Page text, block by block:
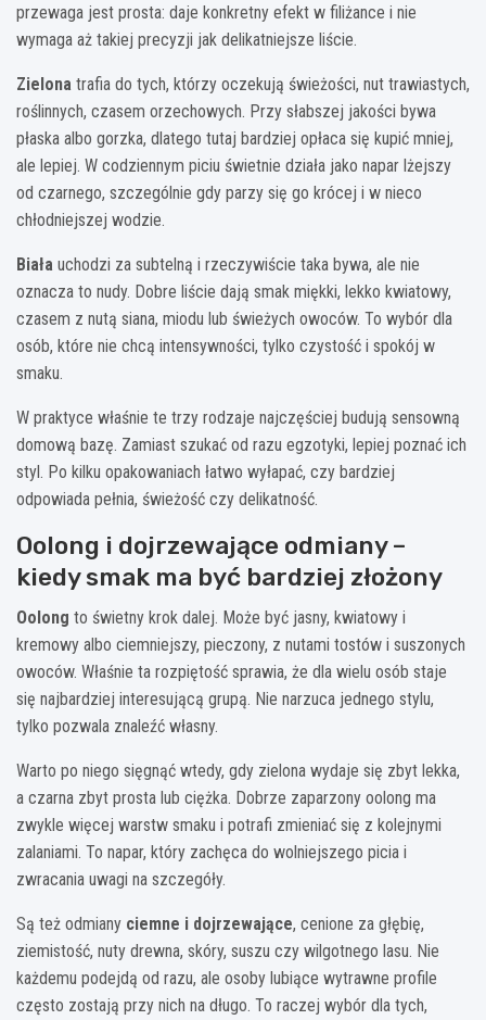
przewaga jest prosta: daje konkretny efekt w filiżance i nie
wymaga aż takiej precyzji jak delikatniejsze liście.
Zielona trafia do tych, którzy oczekują świeżości, nut trawiastych,
roślinnych, czasem orzechowych. Przy słabszej jakości bywa
płaska albo gorzka, dlatego tutaj bardziej opłaca się kupić mniej,
ale lepiej. W codziennym piciu świetnie działa jako napar lżejszy
od czarnego, szczególnie gdy parzy się go krócej i w nieco
chłodniejszej wodzie.
Biała uchodzi za subtelną i rzeczywiście taka bywa, ale nie
oznacza to nudy. Dobre liście dają smak miękki, lekko kwiatowy,
czasem z nutą siana, miodu lub świeżych owoców. To wybór dla
osób, które nie chcą intensywności, tylko czystość i spokój w
smaku.
W praktyce właśnie te trzy rodzaje najczęściej budują sensowną
domową bazę. Zamiast szukać od razu egzotyki, lepiej poznać ich
styl. Po kilku opakowaniach łatwo wyłapać, czy bardziej
odpowiada pełnia, świeżość czy delikatność.
Oolong i dojrzewające odmiany –
kiedy smak ma być bardziej złożony
Oolong to świetny krok dalej. Może być jasny, kwiatowy i
kremowy albo ciemniejszy, pieczony, z nutami tostów i suszonych
owoców. Właśnie ta rozpiętość sprawia, że dla wielu osób staje
się najbardziej interesującą grupą. Nie narzuca jednego stylu,
tylko pozwala znaleźć własny.
Warto po niego sięgnąć wtedy, gdy zielona wydaje się zbyt lekka,
a czarna zbyt prosta lub ciężka. Dobrze zaparzony oolong ma
zwykle więcej warstw smaku i potrafi zmieniać się z kolejnymi
zalaniami. To napar, który zachęca do wolniejszego picia i
zwracania uwagi na szczegóły.
Są też odmiany ciemne i dojrzewające, cenione za głębię,
ziemistość, nuty drewna, skóry, suszu czy wilgotnego lasu. Nie
każdemu podejdą od razu, ale osoby lubiące wytrawne profile
często zostają przy nich na długo. To raczej wybór dla tych,